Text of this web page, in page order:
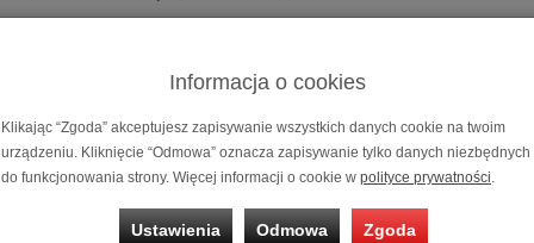
Acoustics Waltz Grand (Biały połysk) - Raty 50x0% lub
Acoustics Waltz Grand (Czarny połysk) - Raty 50x0% lub
Informacja o cookies
Klikając “Zgoda” akceptujesz zapisywanie wszystkich danych cookie na twoim
urządzeniu. Kliknięcie “Odmowa” oznacza zapisywanie tylko danych niezbędnych
do funkcjonowania strony. Więcej informacji o cookie w polityce prywatności
Ustawienia Odmowa Zgoda